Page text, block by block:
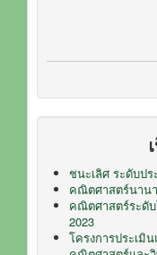
ชนะเลิศ ระดับป
คณิตศาสตร์นาน
คณิตศาสตร์ระดั
2023
โครงการประเมิ